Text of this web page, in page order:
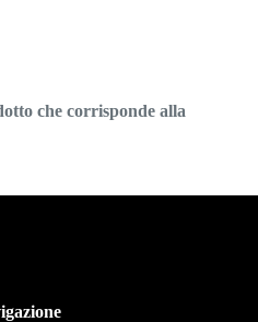
che corrisponde alla